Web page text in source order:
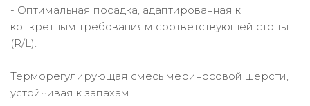
- Оптимальная посадка, адаптированная к
конкретным требованиям соответствующей стопы
(R/L).
Терморегулирующая смесь мериносовой шерсти,
устойчивая к запахам.